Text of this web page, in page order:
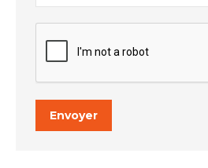
Envoyer